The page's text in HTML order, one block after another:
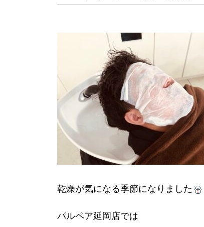
乾燥が気になる季節になりました
パルペア延岡店では